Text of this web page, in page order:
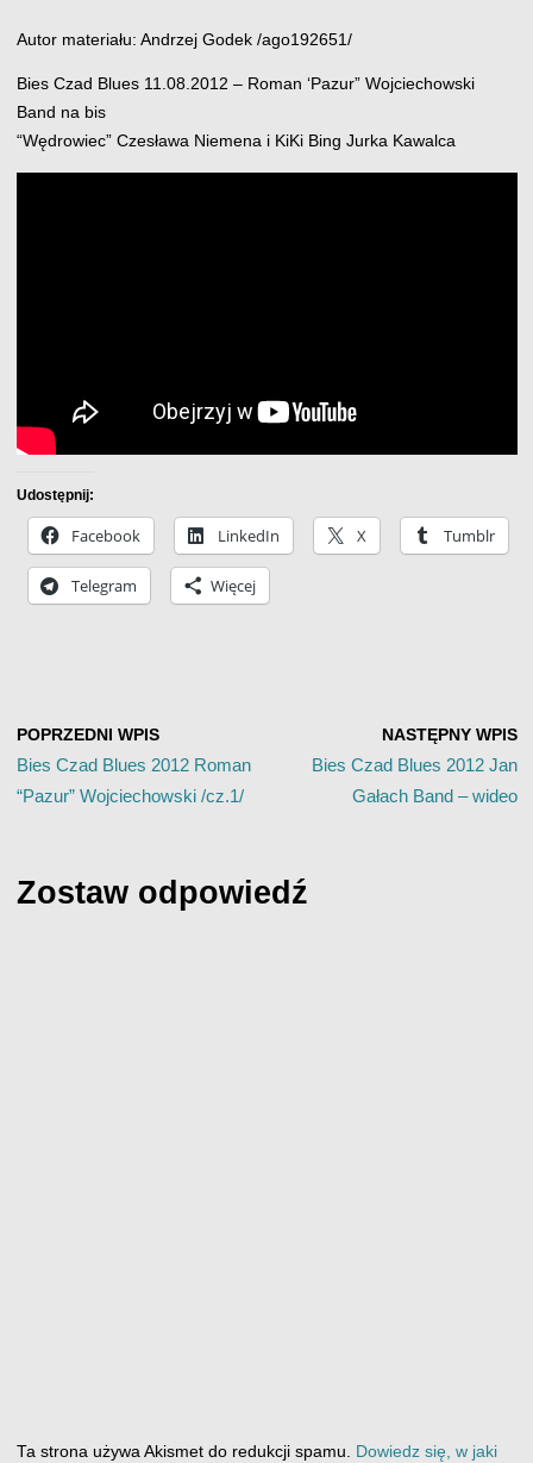
Autor materiału: Andrzej Godek /ago192651/
Bies Czad Blues 11.08.2012 – Roman ‘Pazur” Wojciechowski
Band na bis
“Wędrowiec” Czesława Niemena i KiKi Bing Jurka Kawalca
Udostępnij:
Facebook LinkedIn X Tumblr
Telegram Więcej
POPRZEDNI WPIS
Bies Czad Blues 2012 Roman
“Pazur” Wojciechowski /cz.1/
NASTĘPNY WPIS
Bies Czad Blues 2012 Jan
Gałach Band – wideo
Zostaw odpowiedź
Ta strona używa Akismet do redukcji spamu. Dowiedz się, w jaki